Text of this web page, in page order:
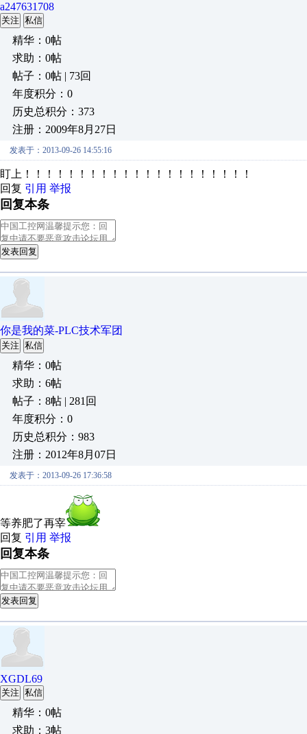
a247631708
关注 私信
精华：0帖
求助：0帖
帖子：0帖 | 73回
年度积分：0
历史总积分：373
注册：2009年8月27日
发表于：2013-09-26 14:55:16
盯上！！！！！！！！！！！！！！！！！！！！！
回复 引用 举报
回复本条
发表回复
你是我的菜-PLC技术军团
关注 私信
精华：0帖
求助：6帖
帖子：8帖 | 281回
年度积分：0
历史总积分：983
注册：2012年8月07日
发表于：2013-09-26 17:36:58
等养肥了再宰
回复 引用 举报
回复本条
发表回复
XGDL69
关注 私信
精华：0帖
求助：3帖